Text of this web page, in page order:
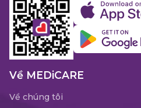
Về MEDiCARE
Về chúng tôi